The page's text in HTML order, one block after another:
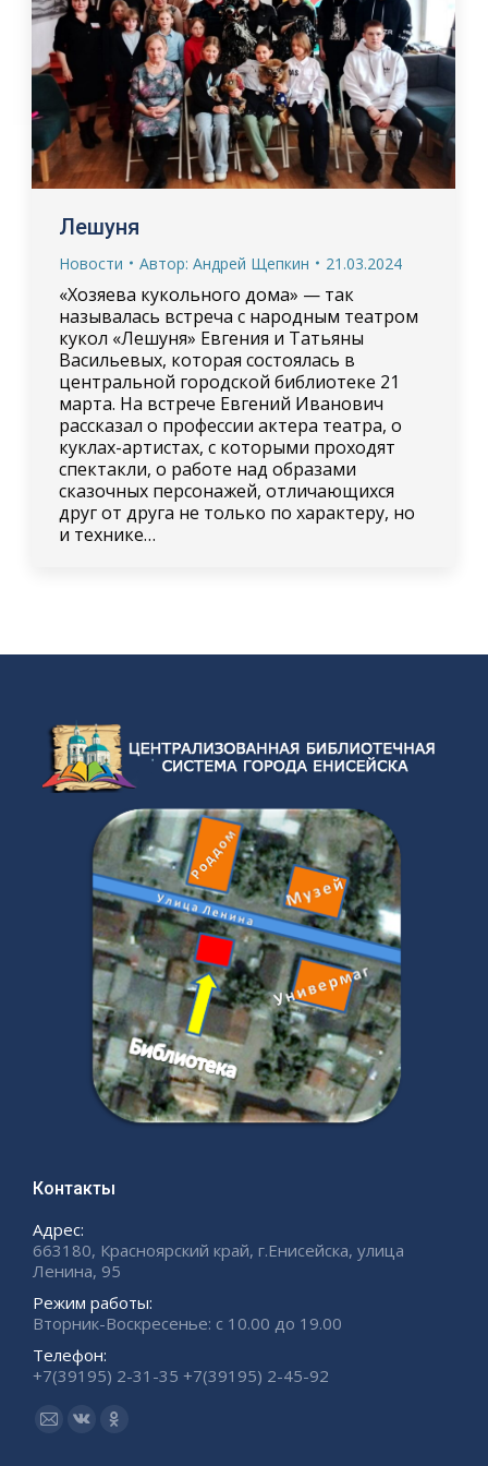
Лешуня
Новости Автор: Андрей Щепкин 21.03.2024
«Хозяева кукольного дома» — так
называлась встреча с народным театром
кукол «Лешуня» Евгения и Татьяны
Васильевых, которая состоялась в
центральной городской библиотеке 21
марта. На встрече Евгений Иванович
рассказал о профессии актера театра, о
куклах-артистах, с которыми проходят
спектакли, о работе над образами
сказочных персонажей, отличающихся
друг от друга не только по характеру, но
и технике…
Контакты
Адрес:
663180, Красноярский край, г.Енисейска, улица
Ленина, 95
Режим работы:
Вторник-Воскресенье: с 10.00 до 19.00
Телефон:
+7(39195) 2-31-35 +7(39195) 2-45-92
Ищите нас:
СтраницаСтраница
Страница